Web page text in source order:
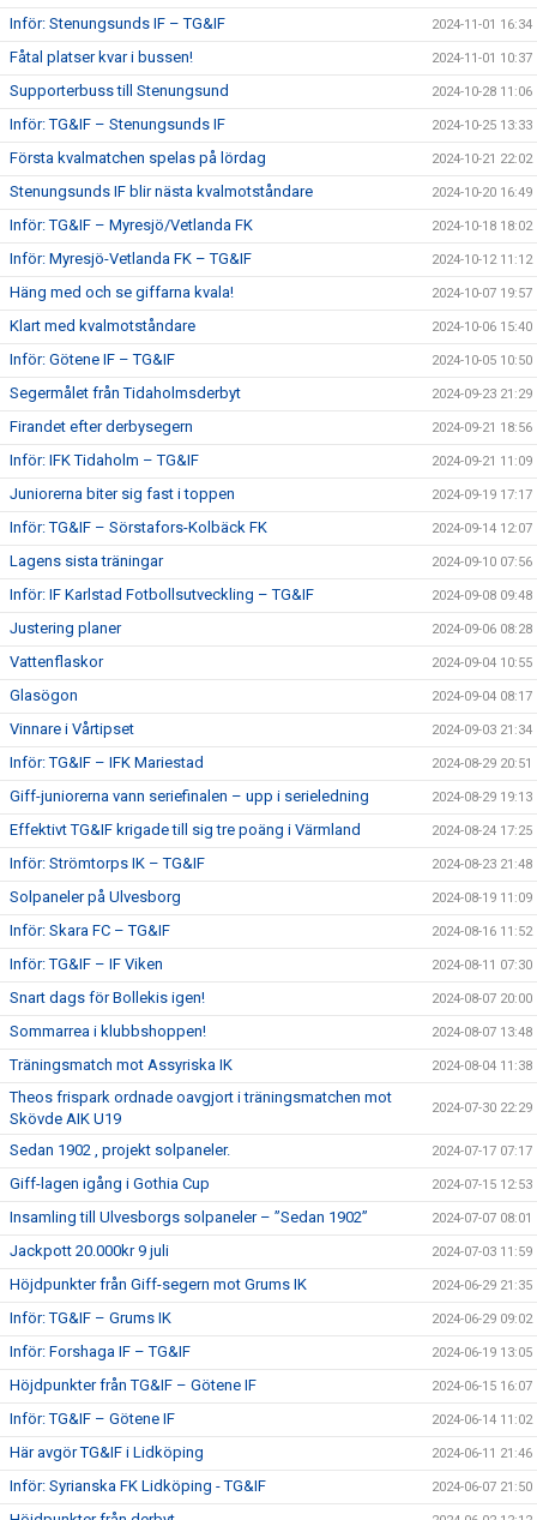
Inför: Stenungsunds IF – TG&IF 2024-11-01 16:34
Fåtal platser kvar i bussen! 2024-11-01 10:37
Supporterbuss till Stenungsund 2024-10-28 11:06
Inför: TG&IF – Stenungsunds IF 2024-10-25 13:33
Första kvalmatchen spelas på lördag 2024-10-21 22:02
Stenungsunds IF blir nästa kvalmotståndare 2024-10-20 16:49
Inför: TG&IF – Myresjö/Vetlanda FK 2024-10-18 18:02
Inför: Myresjö-Vetlanda FK – TG&IF 2024-10-12 11:12
Häng med och se giffarna kvala! 2024-10-07 19:57
Klart med kvalmotståndare 2024-10-06 15:40
Inför: Götene IF – TG&IF 2024-10-05 10:50
Segermålet från Tidaholmsderbyt 2024-09-23 21:29
Firandet efter derbysegern 2024-09-21 18:56
Inför: IFK Tidaholm – TG&IF 2024-09-21 11:09
Juniorerna biter sig fast i toppen 2024-09-19 17:17
Inför: TG&IF – Sörstafors-Kolbäck FK 2024-09-14 12:07
Lagens sista träningar 2024-09-10 07:56
Inför: IF Karlstad Fotbollsutveckling – TG&IF 2024-09-08 09:48
Justering planer 2024-09-06 08:28
Vattenflaskor 2024-09-04 10:55
Glasögon 2024-09-04 08:17
Vinnare i Vårtipset 2024-09-03 21:34
Inför: TG&IF – IFK Mariestad 2024-08-29 20:51
Giff-juniorerna vann seriefinalen – upp i serieledning 2024-08-29 19:13
Effektivt TG&IF krigade till sig tre poäng i Värmland 2024-08-24 17:25
Inför: Strömtorps IK – TG&IF 2024-08-23 21:48
Solpaneler på Ulvesborg 2024-08-19 11:09
Inför: Skara FC – TG&IF 2024-08-16 11:52
Inför: TG&IF – IF Viken 2024-08-11 07:30
Snart dags för Bollekis igen! 2024-08-07 20:00
Sommarrea i klubbshoppen! 2024-08-07 13:48
Träningsmatch mot Assyriska IK 2024-08-04 11:38
Theos frispark ordnade oavgjort i träningsmatchen mot
Skövde AIK U19
2024-07-30 22:29
Sedan 1902 , projekt solpaneler. 2024-07-17 07:17
Giff-lagen igång i Gothia Cup 2024-07-15 12:53
Insamling till Ulvesborgs solpaneler – ”Sedan 1902” 2024-07-07 08:01
Jackpott 20.000kr 9 juli 2024-07-03 11:59
Höjdpunkter från Giff-segern mot Grums IK 2024-06-29 21:35
Inför: TG&IF – Grums IK 2024-06-29 09:02
Inför: Forshaga IF – TG&IF 2024-06-19 13:05
Höjdpunkter från TG&IF – Götene IF 2024-06-15 16:07
Inför: TG&IF – Götene IF 2024-06-14 11:02
Här avgör TG&IF i Lidköping 2024-06-11 21:46
Inför: Syrianska FK Lidköping - TG&IF 2024-06-07 21:50